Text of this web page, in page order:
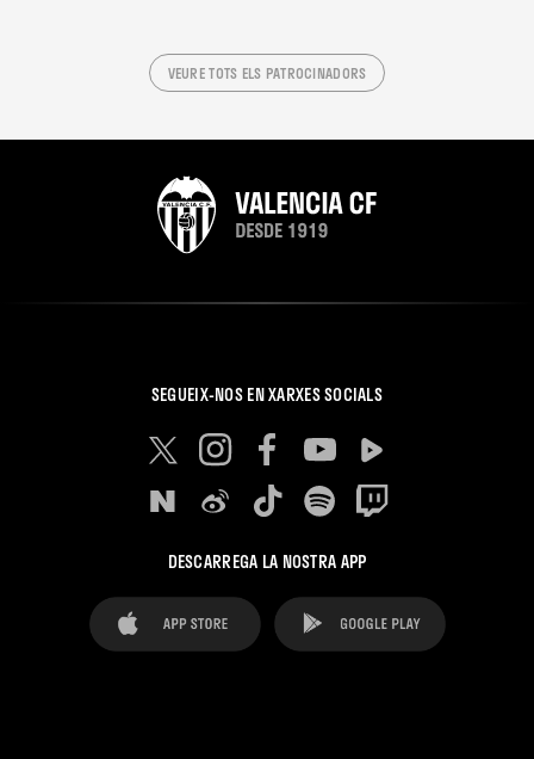
VEURE TOTS ELS PATROCINADORS
SEGUEIX-NOS EN XARXES SOCIALS
DESCARREGA LA NOSTRA APP